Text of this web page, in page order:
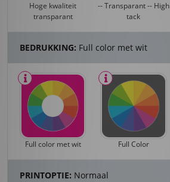
Hoge kwaliteit
transparant
-- Transparant -- High
tack
BEDRUKKING: Full color met wit
Full color met wit Full Color
PRINTOPTIE: Normaal